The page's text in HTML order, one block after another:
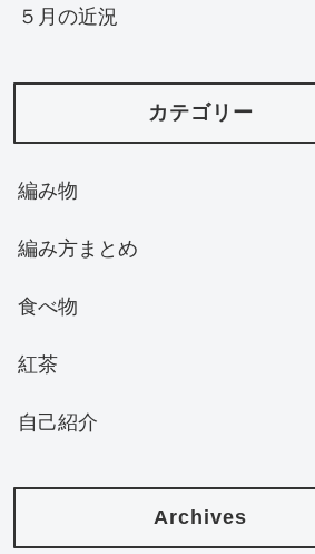
５月の近況
カテゴリー
編み物
編み方まとめ
食べ物
紅茶
自己紹介
Archives